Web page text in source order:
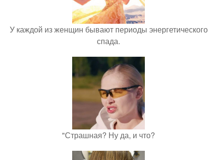
У каждой из женщин бывают периоды энергетического
спада.
"Страшная? Ну да, и что?